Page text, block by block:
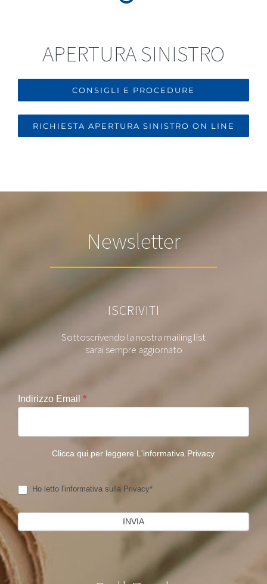
APERTURA SINISTRO
CONSIGLI E PROCEDURE
RICHIESTA APERTURA SINISTRO ON LINE
Newsletter
ISCRIVITI
Sottoscrivendo la nostra mailing list
sarai sempre aggiornato
Indirizzo Email *
Clicca qui per leggere L'informativa Privacy
Ho letto l'informativa sulla Privacy*